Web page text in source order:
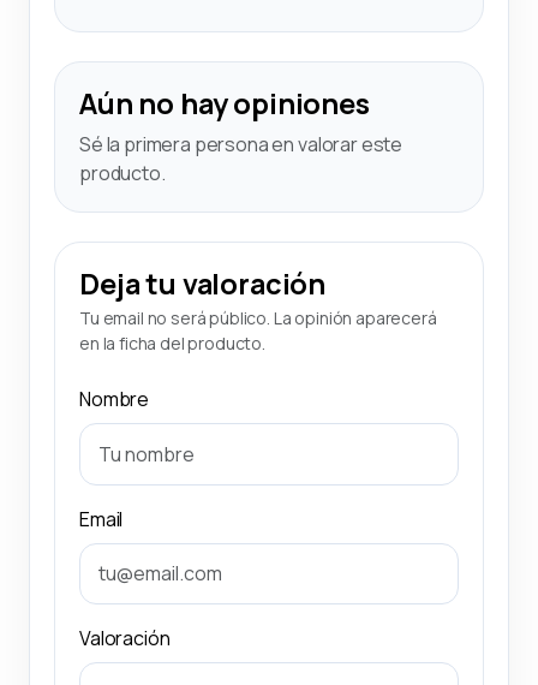
Aún no hay opiniones
Sé la primera persona en valorar este
producto.
Deja tu valoración
Tu email no será público. La opinión aparecerá
en la ficha del producto.
Nombre
Email
Valoración